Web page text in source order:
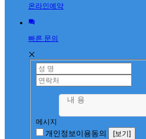
온라인예약
빠른 문의
메시지
개인정보이용동의 [보기]